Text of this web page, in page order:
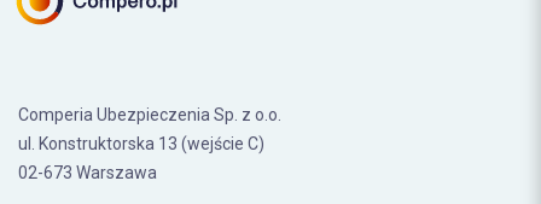
Comperia Ubezpieczenia Sp. z o.o.
ul. Konstruktorska 13 (wejście C)
02-673 Warszawa